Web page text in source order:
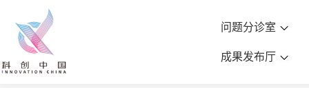
问题分诊室
成果发布厅